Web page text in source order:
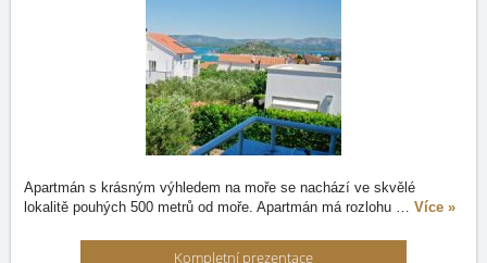
Apartmán s krásným výhledem na moře se nachází ve skvělé
lokalitě pouhých 500 metrů od moře. Apartmán má rozlohu … Více »
Kompletní prezentace